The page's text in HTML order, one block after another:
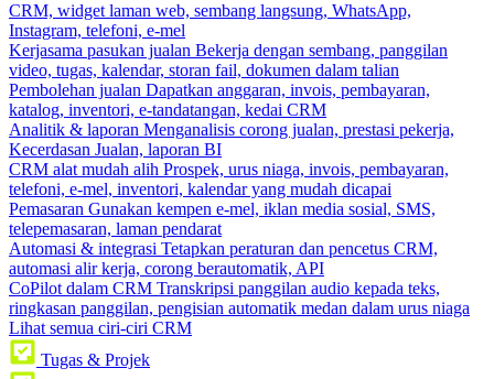
CRM, widget laman web, sembang langsung, WhatsApp,
Instagram, telefoni, e-mel
Kerjasama pasukan jualan Bekerja dengan sembang, panggilan
video, tugas, kalendar, storan fail, dokumen dalam talian
Pembolehan jualan Dapatkan anggaran, invois, pembayaran,
katalog, inventori, e-tandatangan, kedai CRM
Analitik & laporan Menganalisis corong jualan, prestasi pekerja,
Kecerdasan Jualan, laporan BI
CRM alat mudah alih Prospek, urus niaga, invois, pembayaran,
telefoni, e-mel, inventori, kalendar yang mudah dicapai
Pemasaran Gunakan kempen e-mel, iklan media sosial, SMS,
telepemasaran, laman pendarat
Automasi & integrasi Tetapkan peraturan dan pencetus CRM,
automasi alir kerja, corong berautomatik, API
CoPilot dalam CRM Transkripsi panggilan audio kepada teks,
ringkasan panggilan, pengisian automatik medan dalam urus niaga
Lihat semua ciri-ciri CRM
Tugas & Projek